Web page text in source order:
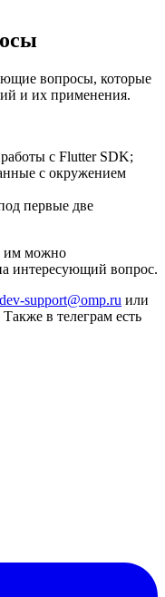
вопросы, которые
и их применения.
с Flutter SDK;
с окружением
первые две
им можно
интересующий вопрос.
dev-support@omp.ru или
Также в телеграм есть